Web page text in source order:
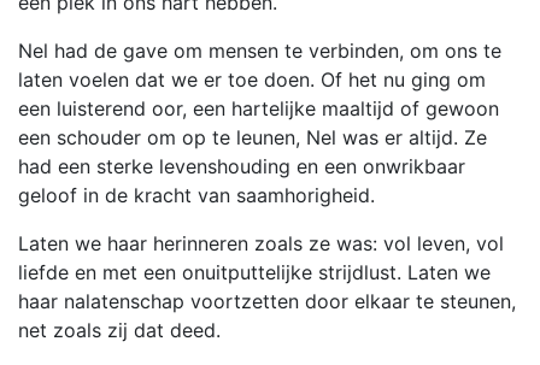
Nel had de gave om mensen te verbinden, om ons te
laten voelen dat we er toe doen. Of het nu ging om
een luisterend oor, een hartelijke maaltijd of gewoon
een schouder om op te leunen, Nel was er altijd. Ze
had een sterke levenshouding en een onwrikbaar
geloof in de kracht van saamhorigheid.
Laten we haar herinneren zoals ze was: vol leven, vol
liefde en met een onuitputtelijke strijdlust. Laten we
haar nalatenschap voortzetten door elkaar te steunen,
net zoals zij dat deed.